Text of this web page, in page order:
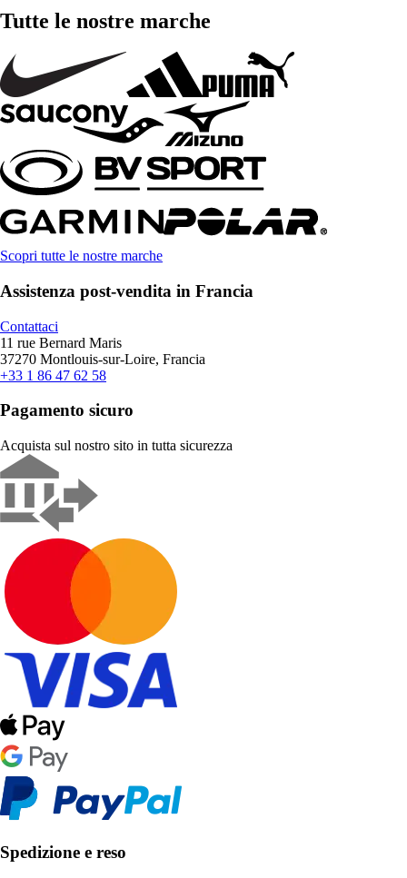
Tutte le nostre marche
Scopri tutte le nostre marche
Assistenza post-vendita in Francia
Contattaci
11 rue Bernard Maris
37270 Montlouis-sur-Loire, Francia
+33 1 86 47 62 58
Pagamento sicuro
Acquista sul nostro sito in tutta sicurezza
Spedizione e reso